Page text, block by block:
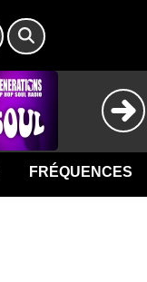
FRÉQUENCES